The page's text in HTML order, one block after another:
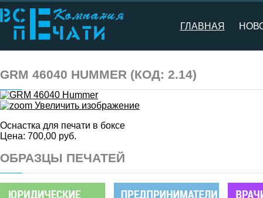
ГЛАВНАЯ
GRM 46040 HUMMER (КОД: 2.14)
Увеличить изображение
Оснастка для печати в боксе
Цена: 700,00 руб.
ОБРАЗЦЫ ПЕЧАТЕЙ